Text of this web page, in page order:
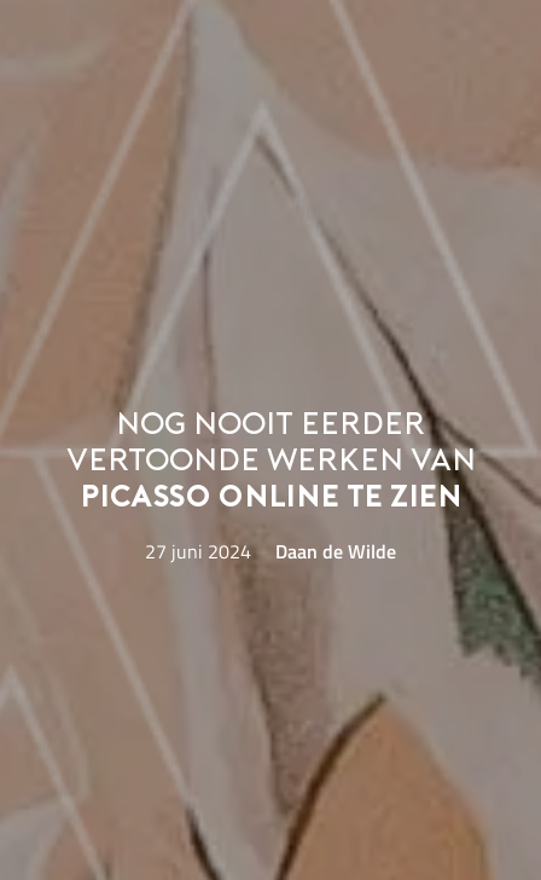
Nog nooit eerder
vertoonde werken van
Picasso online te zien
27 juni 2024 Daan de Wilde